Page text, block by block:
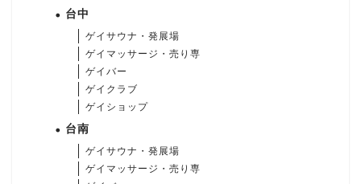
台中
ゲイサウナ・発展場
ゲイマッサージ・売り専
ゲイバー
ゲイクラブ
ゲイショップ
台南
ゲイサウナ・発展場
ゲイマッサージ・売り専